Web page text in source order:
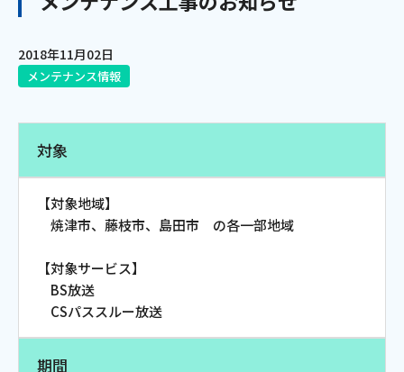
電話
動画配信
おトクな情報
2018年11月02日
メンテナンス情報
対象
【対象地域】
焼津市、藤枝市、島田市 の各一部地域
【対象サービス】
BS放送
CSパススルー放送
期間